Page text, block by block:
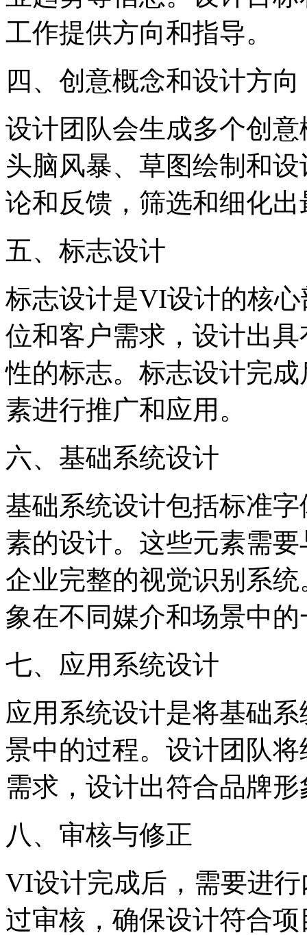
工作提供方向和指导。
‌四、创意概念和设计方向‌
设计团队会生成多个创
头脑风暴、草图绘制和
论和反馈，筛选和细化
‌五、标志设计‌
标志设计是VI设计的核
位和客户需求，设计出
性的标志。标志设计完
素进行推广和应用。
‌六、基础系统设计‌
基础系统设计包括标准
素的设计。这些元素需
企业完整的视觉识别系
象在不同媒介和场景中
‌七、应用系统设计‌
应用系统设计是将基础
景中的过程。设计团队
需求，设计出符合品牌
‌八、审核与修正‌
VI设计完成后，需要进
过审核，确保设计符合